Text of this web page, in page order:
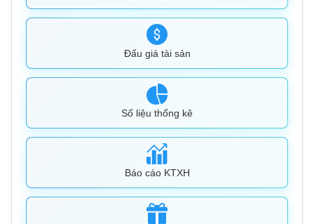
Đấu giá tài sản
Số liệu thống kê
Báo cáo KTXH